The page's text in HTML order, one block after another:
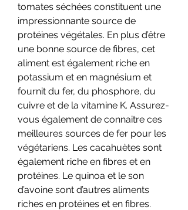
tomates séchées constituent une
impressionnante source de
protéines végétales. En plus d’être
une bonne source de fibres, cet
aliment est également riche en
potassium et en magnésium et
fournit du fer, du phosphore, du
cuivre et de la vitamine K. Assurez-
vous également de connaitre ces
meilleures sources de fer pour les
végétariens. Les cacahuètes sont
également riche en fibres et en
protéines. Le quinoa et le son
d’avoine sont d’autres aliments
riches en protéines et en fibres.